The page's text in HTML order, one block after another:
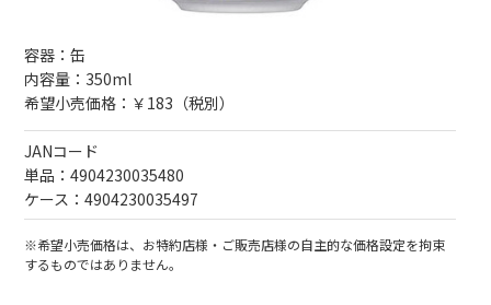
容器：缶
内容量：350ml
希望小売価格：￥183（税別）
JANコード
単品：4904230035480
ケース：4904230035497
※希望小売価格は、お特約店様・ご販売店様の自主的な価格設定を拘束
するものではありません。